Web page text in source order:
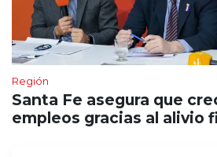
Región
Santa Fe asegura que
empleos gracias al alivio